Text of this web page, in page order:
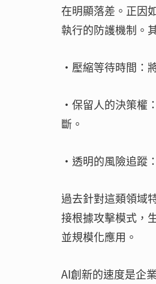
在明顯落差。正因
執行的防護機制。
・壓縮等待時間：
・保留人的決策權
斷。
・透明的風險追蹤
過去針對這類領域
接根據攻擊模式，
並規模化應用。
AI創新的速度是企